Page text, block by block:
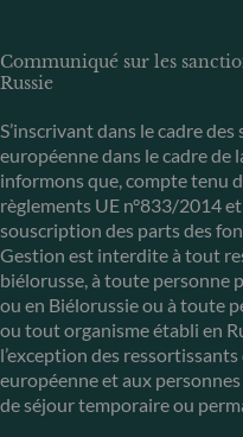
Communiqué sur les
Russie
S’inscrivant dans le cadre
européenne dans le cadre de
informons que, compte tenu
règlements UE n°833/2014
souscription des parts des
Gestion est interdite à tout
biélorusse, à toute personne
ou en Biélorussie ou à toute
ou tout organisme établi en
l’exception des
européenne et aux
de séjour temporaire ou